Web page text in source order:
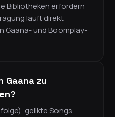
Bibliotheken erfordern
läuft direkt
Gaana- und Boomplay-
Gaana zu
gelikte Songs,